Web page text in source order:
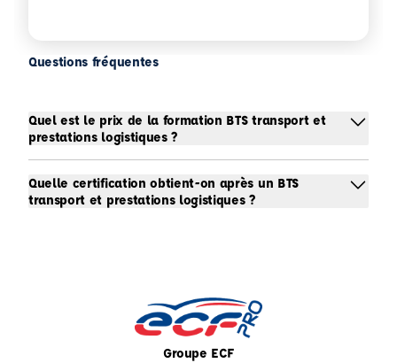
Questions fréquentes
Quel est le prix de la formation BTS transport et
prestations logistiques ?
Quelle certification obtient-on après un BTS
transport et prestations logistiques ?
Groupe ECF